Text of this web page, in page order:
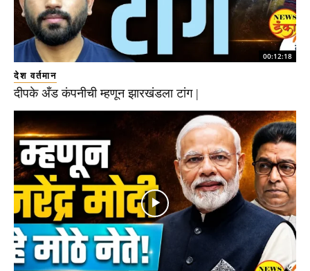
00:12:18
देश वर्तमान
दीपके अँड कंपनीची म्हणून झारखंडला टांग |